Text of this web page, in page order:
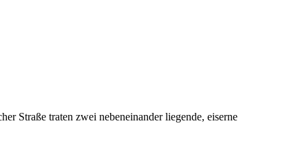
Straße traten zwei nebeneinander liegende, eiserne